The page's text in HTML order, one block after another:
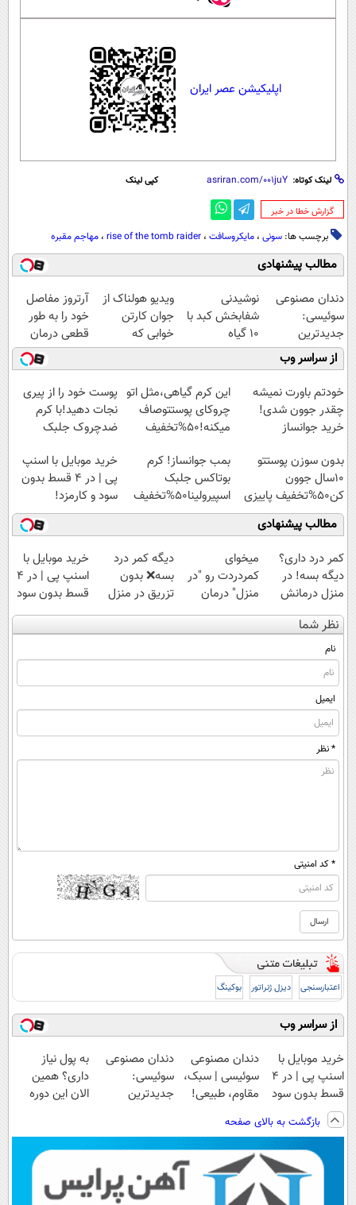
اپلیکیشن عصر ایران
لینک کوتاه: کپی لینک
‌گزارش خطا در خبر
برچسب ها: سونی ، مایکروسافت ، rise of the tomb raider ، مهاجم مقبره
مطالب پیشنهادی
دندان مصنوعی
سوئیسی:
جدیدترین
فناوری اروپا،
سبک و مقاوم |
پرداخت قسطی
نوشیدنی
شفابخش کبد با
10 گیاه
موثر(تخفیف تا
امشب)
ویدیو هولناک از
جوان کارتن
خوابی که
میلیاردر شد.
آموزش رایگان
آرتروز مفاصل
خود را به طور
قطعی درمان
کنید!
◗پرسش‌نامه◖
از سراسر وب
خودتم باورت نمیشه
چقدر جوون شدی!
خرید جوانساز
ویژه
این کرم گیاهی،مثل اتو
چروکای پوستتوصاف
میکنه!50%تخفیف
پوست خود را از پیری
نجات دهید!با کرم
ضدچروک جلبک
بدون سوزن پوستتو
10سال جوون
کن50%تخفیف پاییزی
بمب جوانساز! کرم
بوتاکس جلبک
اسپیرولینا50%تخفیف
خرید موبایل با اسنپ
پی | در ۴ قسط بدون
سود و کارمزد!
مطالب پیشنهادی
کمر درد داری؟
دیگه بسه! در
منزل درمانش
کن
(◀پرسش‌نامه)
میخوای
کمردردت رو "در
منزل" درمان
کنی؟ (◂فیلم +
◂پرسش‌نامه)
دیگه کمر درد
بسه❌ بدون
تزریق در منزل
درمانش کن✅
◀پرسش‌نامه پر
خرید موبایل با
اسنپ پی | در ۴
قسط بدون سود
و کارمزد!
نظر شما
نام
ایمیل
* نظر
* کد امنیتی
اعتبارسنجی دیزل ژنراتور بوکینگ
از سراسر وب
خرید موبایل با
اسنپ پی | در ۴
قسط بدون سود
و کارمزد!
دندان مصنوعی
سوئیسی | سبک،
مقاوم، طبیعی!
رایگان+پرداخت
اقساطی😍
دندان مصنوعی
سوئیسی:
جدیدترین
پرداخت قسطی
به پول نیاز
داری؟ همین
الان این دوره
بازگشت به بالای صفحه